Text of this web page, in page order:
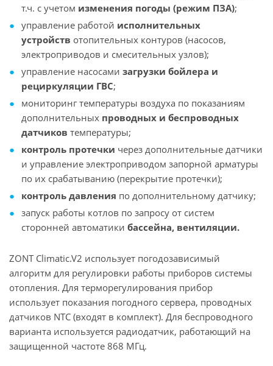
т.ч. с учетом изменения погоды (режим ПЗА);
управление работой исполнительных
устройств отопительных контуров (насосов,
электроприводов и смесительных узлов);
управление насосами загрузки бойлера и
рециркуляции ГВС;
мониторинг температуры воздуха по показаниям
дополнительных проводных и беспроводных
датчиков температуры;
контроль протечки через дополнительные датчики
и управление электроприводом запорной арматуры
по их срабатыванию (перекрытие протечки);
контроль давления по дополнительному датчику;
запуск работы котлов по запросу от систем
сторонней автоматики бассейна, вентиляции.
ZONT Climatic.V2 использует погодозависимый
алгоритм для регулировки работы приборов системы
отопления. Для терморегулирования прибор
использует показания погодного сервера, проводных
датчиков NTC (входят в комплект). Для беспроводного
варианта используется радиодатчик, работающий на
защищенной частоте 868 МГц.